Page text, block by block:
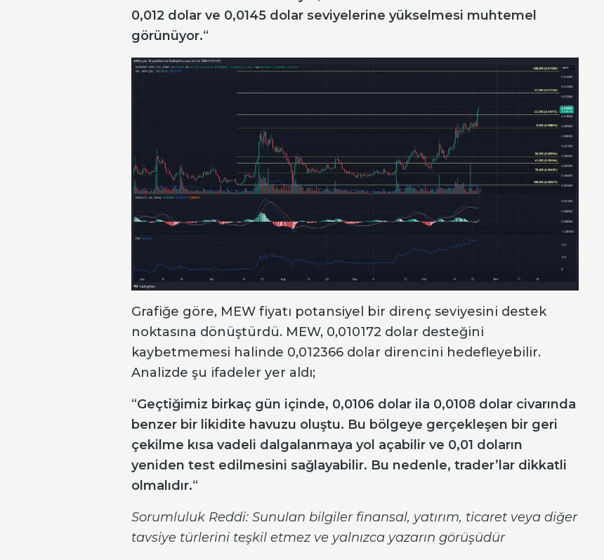
0,012 dolar ve 0,0145 dolar seviyelerine yükselmesi muhtemel
görünüyor.“
Grafiğe göre, MEW fiyatı potansiyel bir direnç seviyesini destek
noktasına dönüştürdü. MEW, 0,010172 dolar desteğini
kaybetmemesi halinde 0,012366 dolar direncini hedefleyebilir.
Analizde şu ifadeler yer aldı;
“Geçtiğimiz birkaç gün içinde, 0,0106 dolar ila 0,0108 dolar civarında
benzer bir likidite havuzu oluştu. Bu bölgeye gerçekleşen bir geri
çekilme kısa vadeli dalgalanmaya yol açabilir ve 0,01 doların
yeniden test edilmesini sağlayabilir. Bu nedenle, trader’lar dikkatli
olmalıdır.“
Sorumluluk Reddi: Sunulan bilgiler finansal, yatırım, ticaret veya diğer
tavsiye türlerini teşkil etmez ve yalnızca yazarın görüşüdür